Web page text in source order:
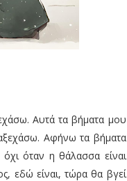
Αυτά τα βήματα μου
Αφήνω τα βήματα
όταν η θάλασσα είναι
εδώ είναι, τώρα θα βγεί